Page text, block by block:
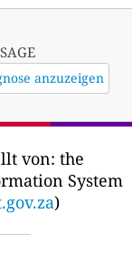
anzuzeigen
von: the
System
)